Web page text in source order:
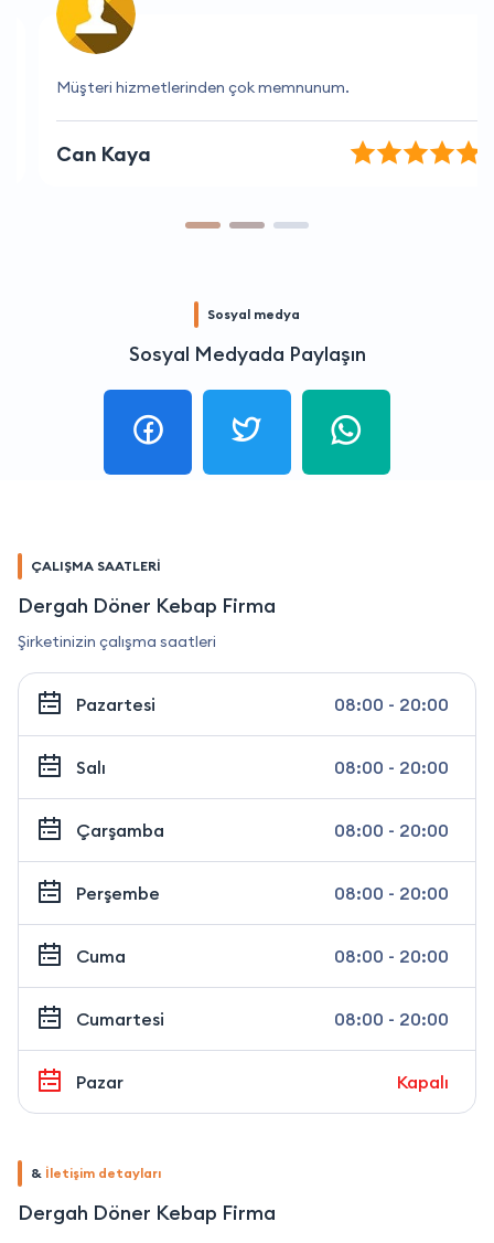
Müşteri hizmetlerinden çok memnunum.
Can Kaya
Sosyal medya
Sosyal Medyada Paylaşın
ÇALIŞMA SAATLERİ
Dergah Döner Kebap Firma
Şirketinizin çalışma saatleri
Pazartesi 08:00 - 20:00
Salı 08:00 - 20:00
Çarşamba 08:00 - 20:00
Perşembe 08:00 - 20:00
Cuma 08:00 - 20:00
Cumartesi 08:00 - 20:00
Pazar Kapalı
& İletişim detayları
Dergah Döner Kebap Firma